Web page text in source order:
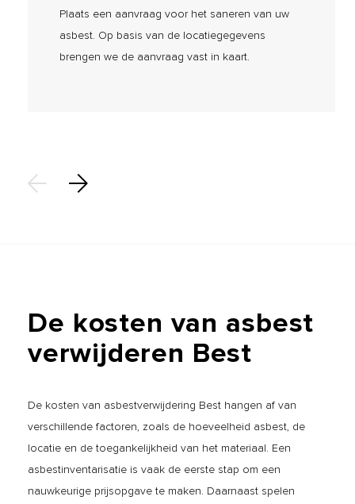
Plaats een aanvraag voor het saneren van uw
asbest. Op basis van de locatiegegevens
brengen we de aanvraag vast in kaart.
De kosten van asbest
verwijderen Best
De kosten van asbestverwijdering Best hangen af van
verschillende factoren, zoals de hoeveelheid asbest, de
locatie en de toegankelijkheid van het materiaal. Een
asbestinventarisatie is vaak de eerste stap om een
nauwkeurige prijsopgave te maken. Daarnaast spelen